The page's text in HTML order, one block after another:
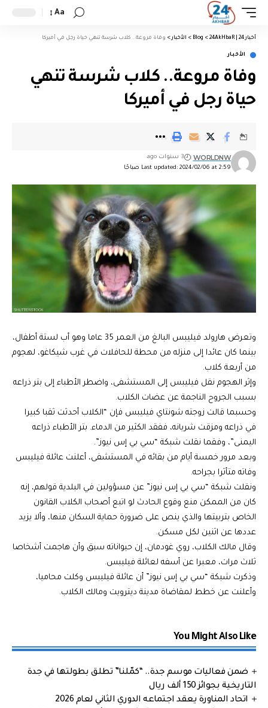
Aa
أخبار 24 | 24AkHbaR >
Blog
> الأخبار > وفاة مروعة.. كلاب شرسة تنهي حياة رجل في أميركا
الأخبار
وفاة مروعة.. كلاب شرسة تنهي
حياة رجل في أميركا
Last updated: 2024/02/06 at 2:59 صباحًا
WORLDNW 3 سنوات ago
وتعرض هارولد فيليبس البالغ من العمر 35 عاما وهو أب لستة أطفال،
بينما كان عائدا إلى منزله من محطة للحافلات في غرب شيكاغو، لهجوم
من أربعة كلاب.
وإثر الهجوم نقل فيليبس إلى المستشفى، واضطر الأطباء إلى بتر ذراعه
بسبب الجروح الناجمة عن عضات الكلاب.
وحسبما قالت زوجته شونتاي فيليبس فإن “الكلاب أحدثت ثقبا كبيرا
في ذراعه ومزقت شريانه، ففقد الكثير من الدماء. بتر الأطباء ذراعه
اليمنى”، وفقما نقلت شبكة “سي بي إس نيوز”.
وبعد مرور خمسة أيام من بقائه في المستشفى، أعلنت عائلة فيليبس
وفاته متأثرا بجراحه.
ونقلت شبكة “سي بي إس نيوز” عن مسؤولين في البلدية قولهم، إنه
كان من الممكن منع وقوع الحادث لو اتبع أصحاب الكلاب القانون
الخاص بتربيتها والذي ينص على ضرورة حماية السكان منها، وألا يزيد
عددها عن اثنين لكل مسكن.
وقال مالك الكلاب، روي غودمان، إن حيواناته سبق وأن هاجمت أشخاصا
ثلاث مرات، معبرا عن أسفه لعائلة فيليبس.
وذكرت شبكة “سي بي إس نيوز” أن عائلة فيليبس وكلت محاميا،
وأعلنت عن خطط لمقاضاة مدينة ديترويت ومالك الكلاب.
You Might Also Like
ضمن فعاليات موسم جدة.. “كمّلنا” تطلق بطولتها في جدة
التاريخية بجوائز 150 ألف ريال
اتحاد المناورة يعقد اجتماعه الدوري الثاني لعام 2026